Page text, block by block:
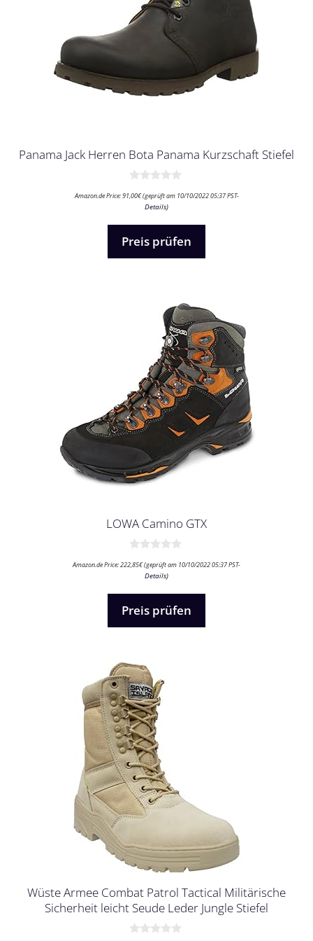
Panama Jack Herren Bota Panama Kurzschaft Stiefel
v
Amazon.de Price:91,00€(geprüft am 10/10/2022 05:37 PST-
Details)
Preis prüfen
LOWA Camino GTX
v
Amazon.de Price:222,85€(geprüft am 10/10/2022 05:37 PST-
Details)
Preis prüfen
Wüste Armee Combat Patrol Tactical Militärische
Sicherheit leicht Seude Leder Jungle Stiefel